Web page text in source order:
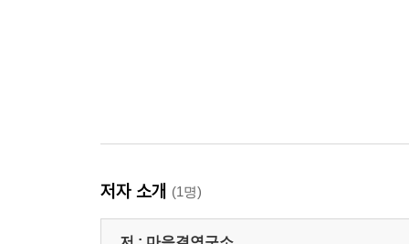
저자 소개 (1명)